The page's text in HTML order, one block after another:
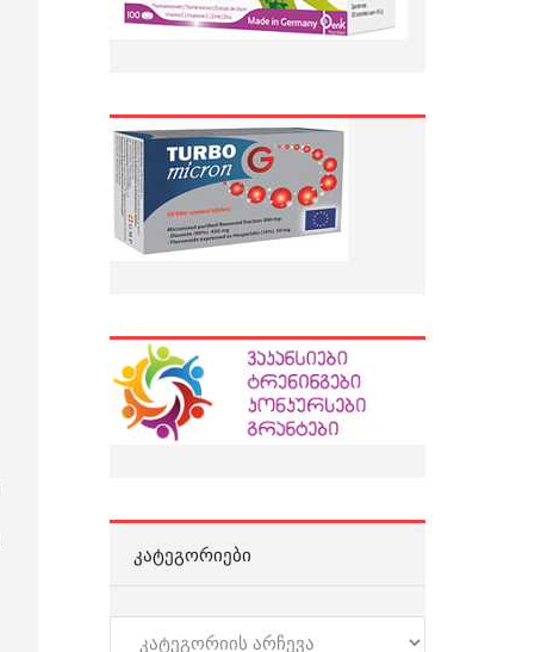
ᲙᲐᲢᲔᲒᲝᲠᲘᲔᲑᲘ
კატეგორიები